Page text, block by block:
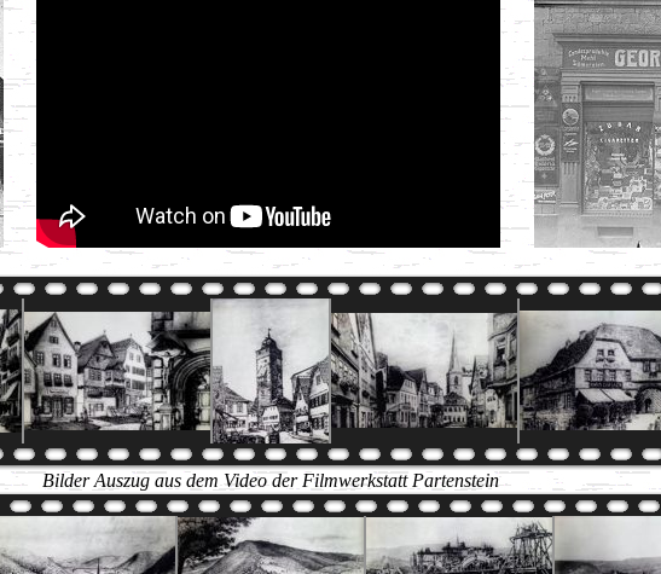
Bilder Auszug aus dem Video der Filmwerkstatt Partenstein